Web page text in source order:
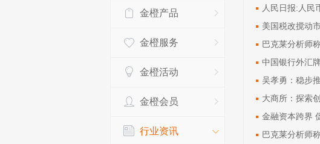
关于平安银行电子版信用卡更名为平安银行数字信用卡的公告
金橙产品
金橙服务
金橙活动
金橙会员
行业资讯
人民日报:人民
美国税改搅动
巴克莱分析师
中国银行外汇
吴孝勇：稳步
大商所：探索
金融资本跨界
巴克莱分析师